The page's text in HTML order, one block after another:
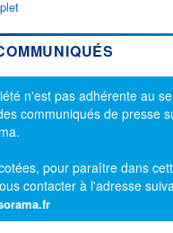
d'information
n'est pas adhérente au
communiqués de presse
pour paraître dans
contacter à l'adresse